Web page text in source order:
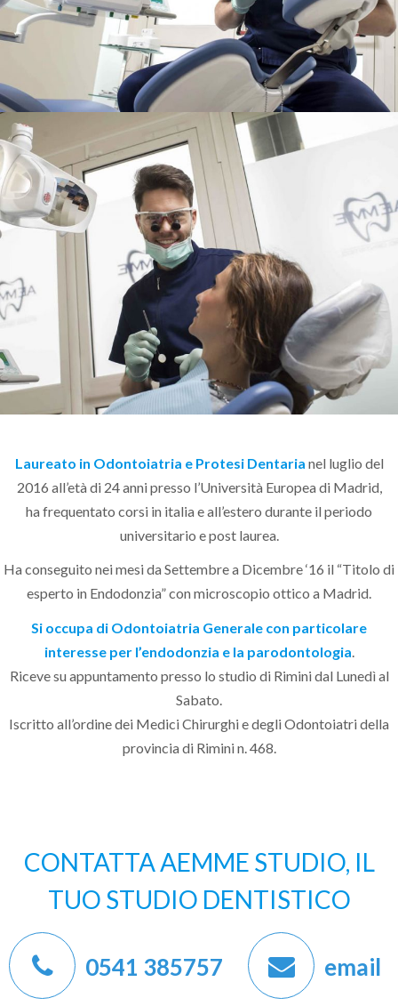
Laureato in Odontoiatria e Protesi Dentaria nel luglio del
2016 all’età di 24 anni presso l’Università Europea di Madrid,
ha frequentato corsi in italia e all’estero durante il periodo
universitario e post laurea.
Ha conseguito nei mesi da Settembre a Dicembre ‘16 il “Titolo di
esperto in Endodonzia” con microscopio ottico a Madrid.
Si occupa di Odontoiatria Generale con particolare
interesse per l’endodonzia e la parodontologia.
Riceve su appuntamento presso lo studio di Rimini dal Lunedì al
Sabato.
Iscritto all’ordine dei Medici Chirurghi e degli Odontoiatri della
provincia di Rimini n. 468.
CONTATTA AEMME STUDIO, IL
TUO STUDIO DENTISTICO
0541 385757 email